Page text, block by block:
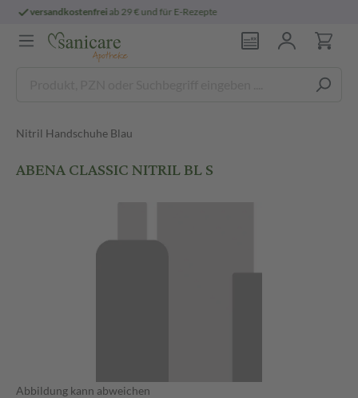
persönliche
Nitril Handschuhe Blau
ABENA CLASSIC NITRIL BL S
Abbildung kann abweichen